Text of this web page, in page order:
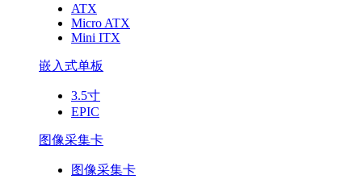
ATX
Micro ATX
Mini ITX
嵌入式单板
3.5寸
EPIC
图像采集卡
图像采集卡